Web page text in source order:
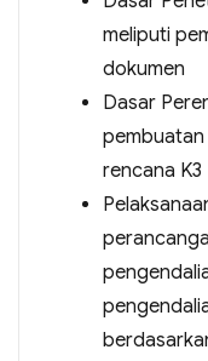
meliputi
dokumen
Dasar
rencana K3